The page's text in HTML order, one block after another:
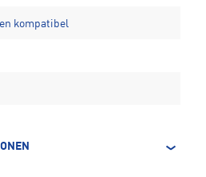
kompatibel